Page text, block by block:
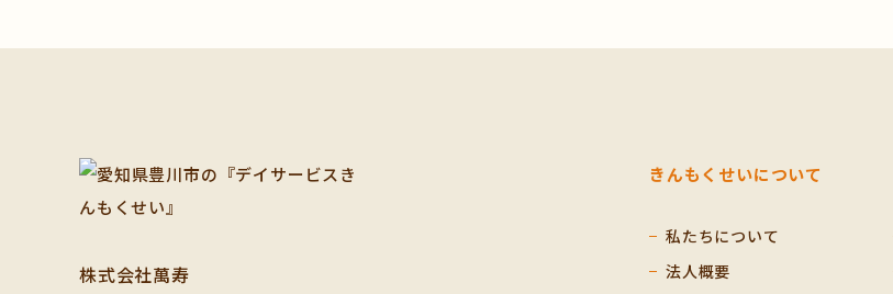
株式会社萬寿
きんもくせいについて
私たちについて
法人概要